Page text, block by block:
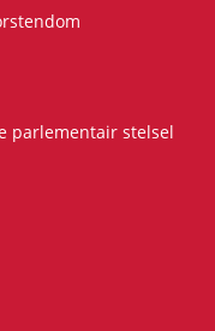
parlementair stelsel